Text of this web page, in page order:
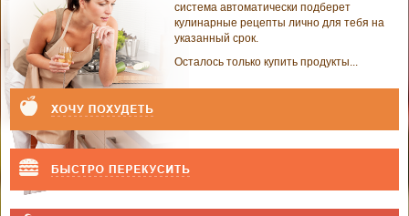
система автоматически подберет
кулинарные рецепты лично для тебя на
указанный срок.
Осталось только купить продукты...